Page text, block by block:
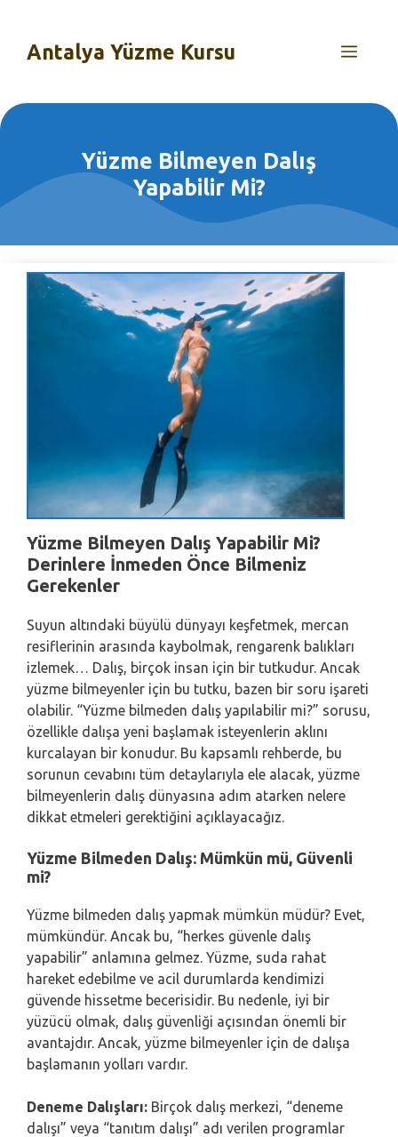
Antalya Yüzme Kursu
Yüzme Bilmeyen Dalış
Yapabilir Mi?
Yüzme Bilmeyen Dalış Yapabilir Mi?
Derinlere İnmeden Önce Bilmeniz
Gerekenler
Suyun altındaki büyülü dünyayı keşfetmek, mercan
resiflerinin arasında kaybolmak, rengarenk balıkları
izlemek… Dalış, birçok insan için bir tutkudur. Ancak
yüzme bilmeyenler için bu tutku, bazen bir soru işareti
olabilir. “Yüzme bilmeden dalış yapılabilir mi?” sorusu,
özellikle dalışa yeni başlamak isteyenlerin aklını
kurcalayan bir konudur. Bu kapsamlı rehberde, bu
sorunun cevabını tüm detaylarıyla ele alacak, yüzme
bilmeyenlerin dalış dünyasına adım atarken nelere
dikkat etmeleri gerektiğini açıklayacağız.
Yüzme Bilmeden Dalış: Mümkün mü, Güvenli
mi?
Yüzme bilmeden dalış yapmak mümkün müdür? Evet,
mümkündür. Ancak bu, “herkes güvenle dalış
yapabilir” anlamına gelmez. Yüzme, suda rahat
hareket edebilme ve acil durumlarda kendimizi
güvende hissetme becerisidir. Bu nedenle, iyi bir
yüzücü olmak, dalış güvenliği açısından önemli bir
avantajdır. Ancak, yüzme bilmeyenler için de dalışa
başlamanın yolları vardır.
Deneme Dalışları: Birçok dalış merkezi, “deneme
dalışı” veya “tanıtım dalışı” adı verilen programlar